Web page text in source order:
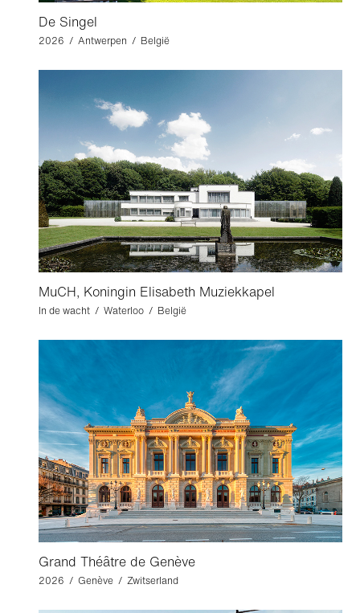
De Singel
2026 / Antwerpen / België
MuCH, Koningin Elisabeth Muziekkapel
In de wacht / Waterloo / België
Grand Théâtre de Genève
2026 / Genève / Zwitserland